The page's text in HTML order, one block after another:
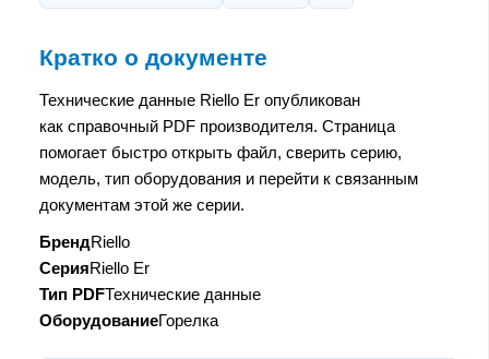
Кратко о документе
Технические данные Riello Er опубликован
как справочный PDF производителя. Страница
помогает быстро открыть файл, сверить серию,
модель, тип оборудования и перейти к связанным
документам этой же серии.
БрендRiello
СерияRiello Er
Тип PDFТехнические данные
ОборудованиеГорелка